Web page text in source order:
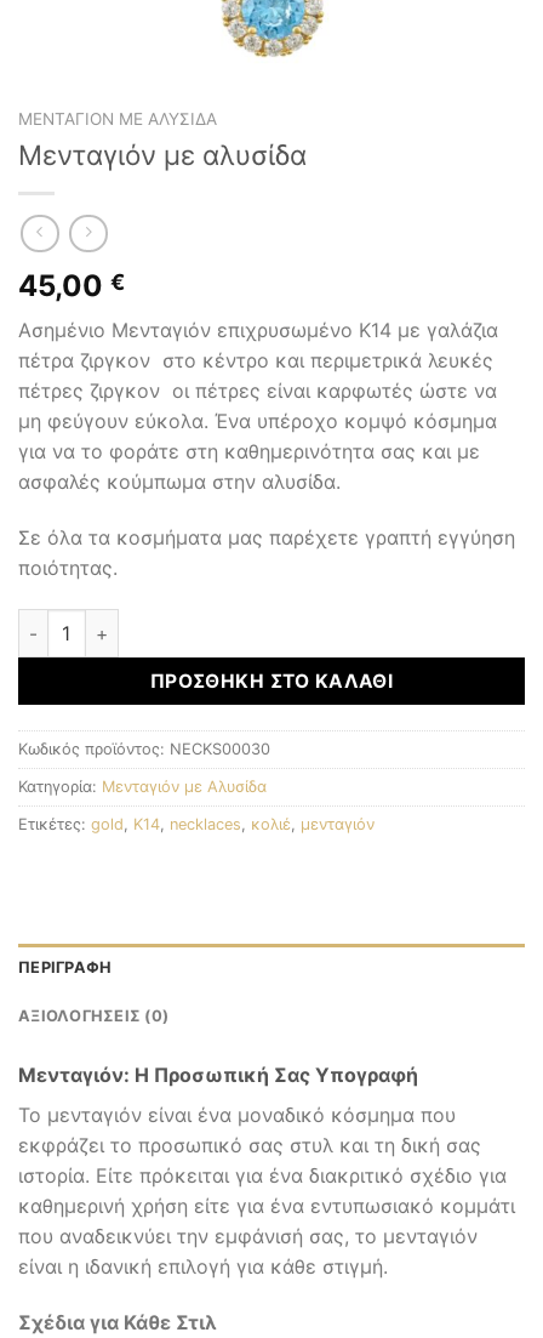
ΜΕΝΤΑΓΙΌΝ ΜΕ ΑΛΥΣΊΔΑ
Μενταγιόν με αλυσίδα
45,00 €
Ασημένιο Μενταγιόν επιχρυσωμένο Κ14 με γαλάζια
πέτρα ζιργκον στο κέντρο και περιμετρικά λευκές
πέτρες ζιργκον οι πέτρες είναι καρφωτές ώστε να
μη φεύγουν εύκολα. Ένα υπέροχο κομψό κόσμημα
για να το φοράτε στη καθημερινότητα σας και με
ασφαλές κούμπωμα στην αλυσίδα.
Σε όλα τα κοσμήματα μας παρέχετε γραπτή εγγύηση
ποιότητας.
Μενταγιόν με αλυσίδα ποσότητα
ΠΡΟΣΘΉΚΗ ΣΤΟ ΚΑΛΆΘΙ
Κωδικός προϊόντος: NECKS00030
Κατηγορία: Μενταγιόν με Αλυσίδα
Ετικέτες: gold K14 necklaces κολιέ μενταγιόν
ΠΕΡΙΓΡΑΦΉ
ΑΞΙΟΛΟΓΉΣΕΙΣ (0)
Μενταγιόν: Η Προσωπική Σας Υπογραφή
Το μενταγιόν είναι ένα μοναδικό κόσμημα που
εκφράζει το προσωπικό σας στυλ και τη δική σας
ιστορία. Είτε πρόκειται για ένα διακριτικό σχέδιο για
καθημερινή χρήση είτε για ένα εντυπωσιακό κομμάτι
που αναδεικνύει την εμφάνισή σας, το μενταγιόν
είναι η ιδανική επιλογή για κάθε στιγμή.
Σχέδια για Κάθε Στιλ